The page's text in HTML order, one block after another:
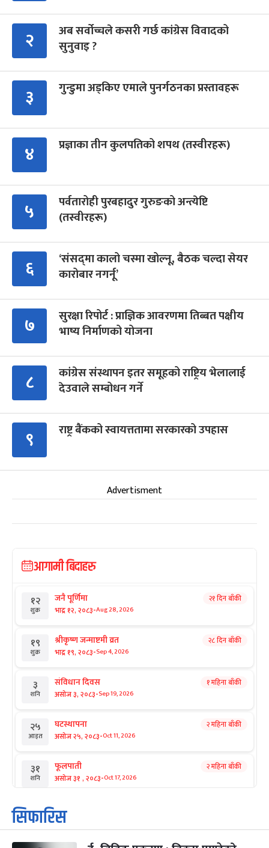
२
अब सर्वोच्चले कसरी गर्छ कांग्रेस विवादको
सुनुवाइ ?
३ गुन्डुमा अड्किए एमाले पुनर्गठनका प्रस्तावहरू
४ प्रज्ञाका तीन कुलपतिको शपथ (तस्वीरहरू)
५
पर्वतारोही पुरबहादुर गुरुङको अन्त्येष्टि
(तस्वीरहरू)
६
‘संसद्‍मा कालो चस्मा खोल्नू, बैठक चल्दा सेयर
कारोबार नगर्नू’
७
सुरक्षा रिपोर्ट : प्राज्ञिक आवरणमा तिब्बत पक्षीय
भाष्य निर्माणको योजना
८
कांग्रेस संस्थापन इतर समूहको राष्ट्रिय भेलालाई
देउवाले सम्बोधन गर्ने
९ राष्ट्र बैंकको स्वायत्ततामा सरकारको उपहास
Advertisment
आगामी बिदाहरु
१२
शुक्र
जनै पूर्णिमा
भाद्र १२, २०८३-Aug 28, 2026
२१ दिन बाँकी
१९
शुक्र
श्रीकृष्ण जन्माष्टमी व्रत
भाद्र १९, २०८३-Sep 4, 2026
२८ दिन बाँकी
३
शनि
संविधान दिवस
असोज ३, २०८३-Sep 19, 2026
१ महिना बाँकी
२५
आइत
घटस्थापना
असोज २५, २०८३-Oct 11, 2026
२ महिना बाँकी
३१
शनि
फूलपाती
असोज ३१ , २०८३-Oct 17, 2026
२ महिना बाँकी
१
आइत
कार्तिक सङ्क्रान्ति
कार्तिक १, २०८३
सिफारिस